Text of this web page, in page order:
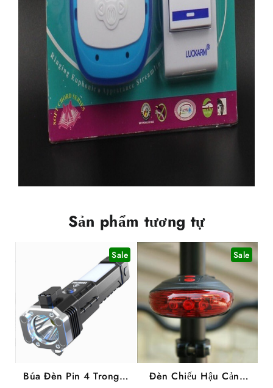
Sản phẩm tương tự
Sale
Búa Đèn Pin 4 Trong 1
Sale
Đèn Chiếu Hậu Cảnh